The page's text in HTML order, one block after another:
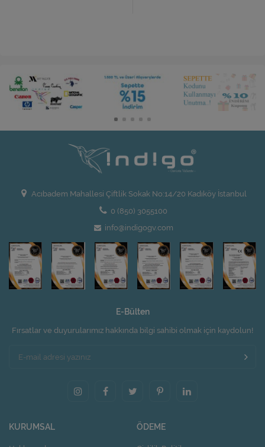
Acıbadem Mahallesi Çiftlik Sokak No:14/20 Kadıköy İstanbul
0 (850) 3055100
info@indigogv.com
E-Bülten
Fırsatlar ve duyurularımız hakkında bilgi sahibi olmak için kaydolun!
KURUMSAL ÖDEME